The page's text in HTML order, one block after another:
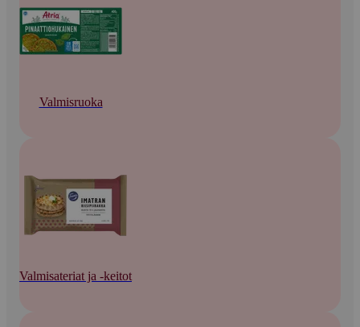
Valmisruoka
Valmisateriat ja -keitot